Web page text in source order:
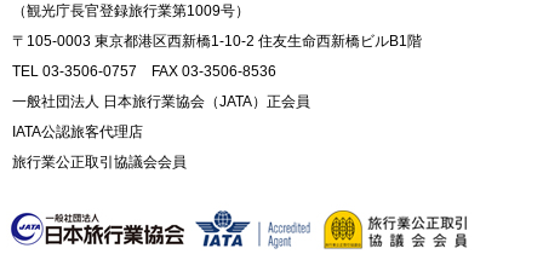
（観光庁長官登録旅行業第1009号）
〒105-0003 東京都港区西新橋1-10-2 住友生命西新橋ビルB1階
TEL 03-3506-0757 FAX 03-3506-8536
一般社団法人 日本旅行業協会（JATA）正会員
IATA公認旅客代理店
旅行業公正取引協議会会員